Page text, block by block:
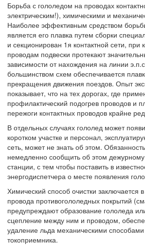
Борьба с гололедом на проводах
электрическим!), химическими и
Наиболее эффективным средством
является его плавка путем сборки
и секционирован 1я контактной сети, при
проводам подвески протекают
зависимости от нахождения на линии
большинством схем обеспечивается
прекращения движения поездов. Опыт
показывает, что на тех дорогах, где
профилактический подогрев проводов и
пережоги контактных проводов крайне
В отдельных случаях гололед может
коротком участке и персонал,
сеть, может не знать об этом.
немедленно сообщить об этом
станции, с тем чтобы поставить в
энергодиспетчера о месте появления
Химический способ очистки заключается
провода противогололедных покрытий
предупреждают образование гололеда
сцепление между ним и проводом,
удаление льда механическими
токоприемника.